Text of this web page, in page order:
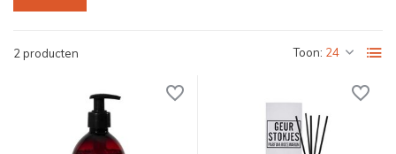
2 producten Toon: